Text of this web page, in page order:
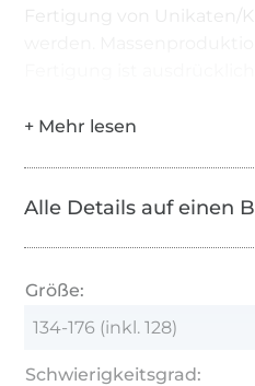
Fertigung von Unikaten/
Alle Details auf einen
Größe:
134-176 (inkl. 128)
Schwierigkeitsgrad: